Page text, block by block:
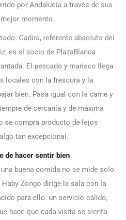
por Andalucía a través de sus
momento.
Gadira, referente absoluto del
es el socio de PlazaBlanca
El pescado y marisco llega
locales con la frescura y la
bien. Pasa igual con la carne y
de cercanía y de máxima
se compra producto de lejos
tan excepcional.
de hacer sentir bien
buena comida no se mide solo
Zongo dirige la sala con la
para ello: un servicio cálido,
hace que cada visita se sienta